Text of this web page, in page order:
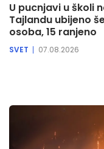
U pucnjavi u školi
Tajlandu ubijeno
osoba, 15 ranjeno
SVET 07.08.2026